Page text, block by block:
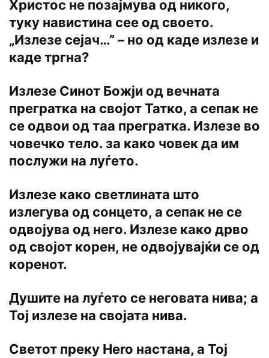
Христос не позајмува од никого,
туку навистина сее од своето.
„Излезе сејач…” – но од каде излезе и
каде тргна?
Излезе Синот Божји од вечната
прегратка на својот Татко, а сепак не
се одвои од таа прегратка. Излезе во
човечко тело. за како човек да им
послужи на луѓето.
Излезе како светлината што
излегува од сонцето, a сепак не се
одвојува од него. Излезе како дрво
од својот корен, не одвојувајќи се од
коренот.
Душите на луѓето се неговата нива; a
Toj излезе на својата нива.
Светот преку Hero настана, a Тој